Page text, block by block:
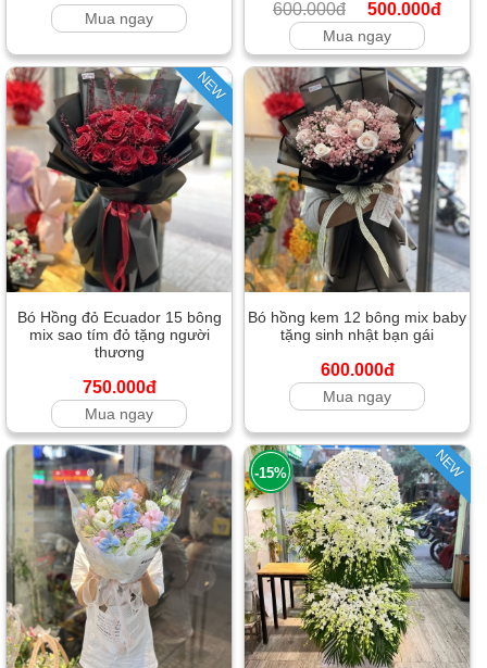
Mua ngay 600.000đ 500.000đ
Mua ngay
NEW
Bó Hồng đỏ Ecuador 15 bông
mix sao tím đỏ tặng người
thương
750.000đ
Mua ngay
Bó hồng kem 12 bông mix baby
tặng sinh nhật bạn gái
600.000đ
Mua ngay
NEW
-15%